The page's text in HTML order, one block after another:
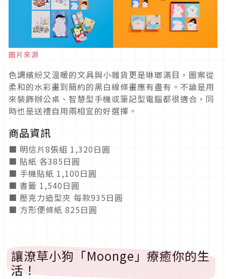
圖片來源
色調繽紛又溫暖的文具與小雜貨更是琳瑯滿目，圖案從
柔和的水彩畫到簡約的黑白線條畫應有盡有。不論是用
來裝飾辦公桌、智慧型手機或筆記型電腦都很適合，同
時也是送禮自用兩相宜的好選擇。
商品資訊
■ 明信片8張組 1,320日圓
■ 貼紙 各385日圓
■ 手機貼紙 1,100日圓
■ 書籤 1,540日圓
■ 壓克力造型夾 每款935日圓
■ 方形便條紙 825日圓
讓潦草小狗「Moonge」療癒你的生
活！